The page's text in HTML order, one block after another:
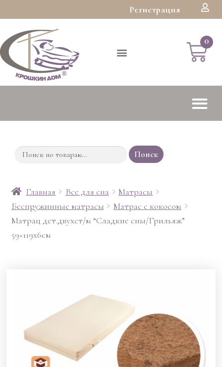
Регистрация
Поиск
Главная Все для сна
Матрасы
Беспружинные матрасы
Матрас с кокосом
Матрац дет.двухст/м “Сладкие сны/Грильяж”
59×119х6см